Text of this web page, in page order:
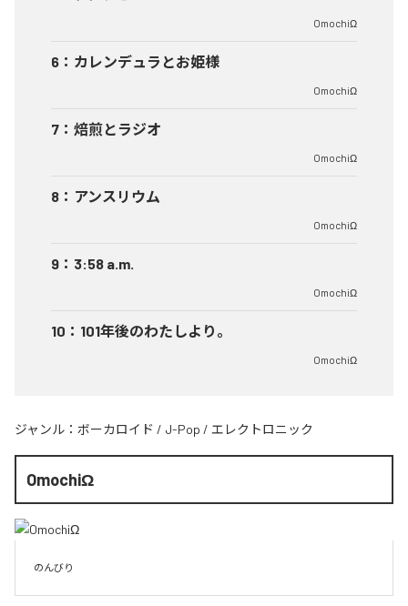
OmochiΩ
6 ： カレンデュラとお姫様
OmochiΩ
7 ： 焙煎とラジオ
OmochiΩ
8 ： アンスリウム
OmochiΩ
9 ： 3:58 a.m.
OmochiΩ
10 ： 101年後のわたしより。
OmochiΩ
ジャンル： ボーカロイド / J-Pop / エレクトロニック
OmochiΩ
のんびり